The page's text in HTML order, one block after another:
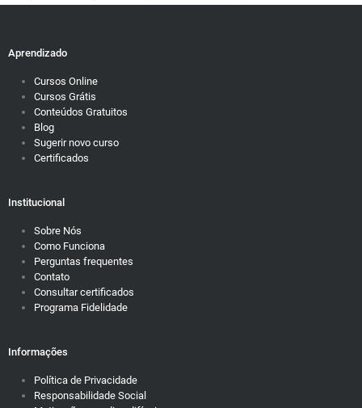
Aprendizado
Cursos Online
Cursos Grátis
Conteúdos Gratuitos
Blog
Sugerir novo curso
Certificados
Institucional
Sobre Nós
Como Funciona
Perguntas frequentes
Contato
Consultar certificados
Programa Fidelidade
Informações
Política de Privacidade
Responsabilidade Social